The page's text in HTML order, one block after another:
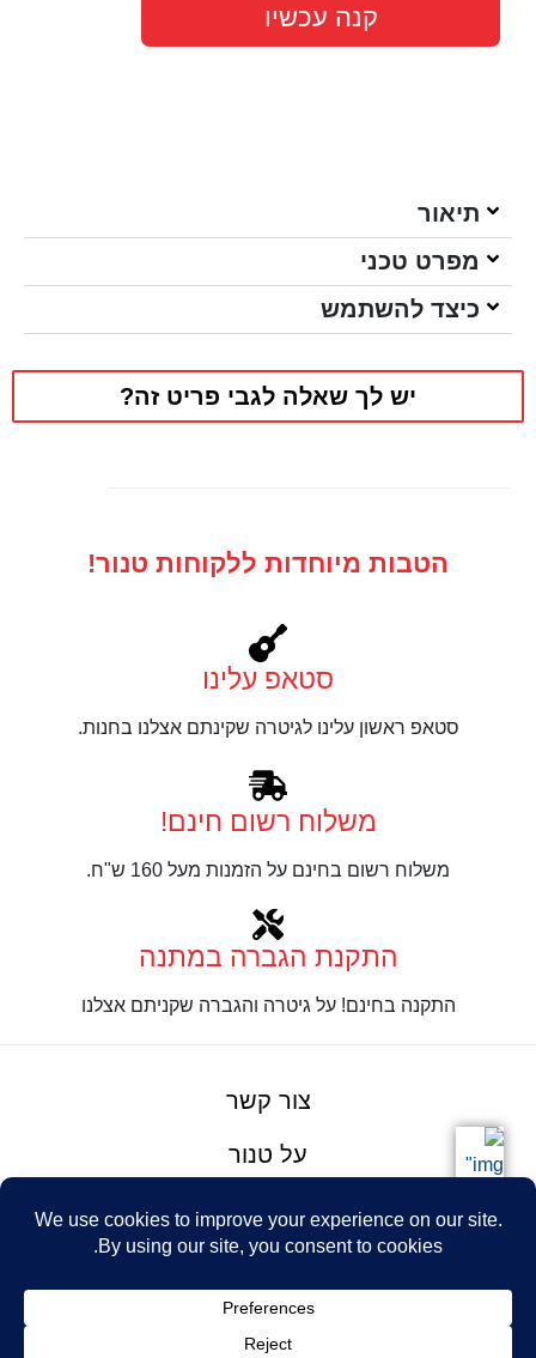
קנה עכשיו
תיאור
מפרט טכני
כיצד להשתמש
יש לך שאלה לגבי פריט זה?
הטבות מיוחדות ללקוחות טנור!
סטאפ עלינו
סטאפ ראשון עלינו לגיטרה שקינתם אצלנו בחנות.
משלוח רשום חינם!
משלוח רשום בחינם על הזמנות מעל 160 ש"ח.
התקנת הגברה במתנה
התקנה בחינם! על גיטרה והגברה שקניתם אצלנו
צור קשר
על טנור
תנאים והגבלות
© Tenor Music
Ltd
Design: Eshel
Haim